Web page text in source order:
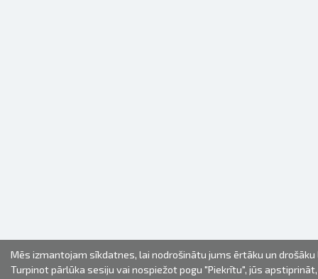
Mēs izmantojam sīkdatnes, lai nodrošinātu jums ērtāku un
Turpinot pārlūka sesiju vai nospiežot pogu "Piekrītu", jūs